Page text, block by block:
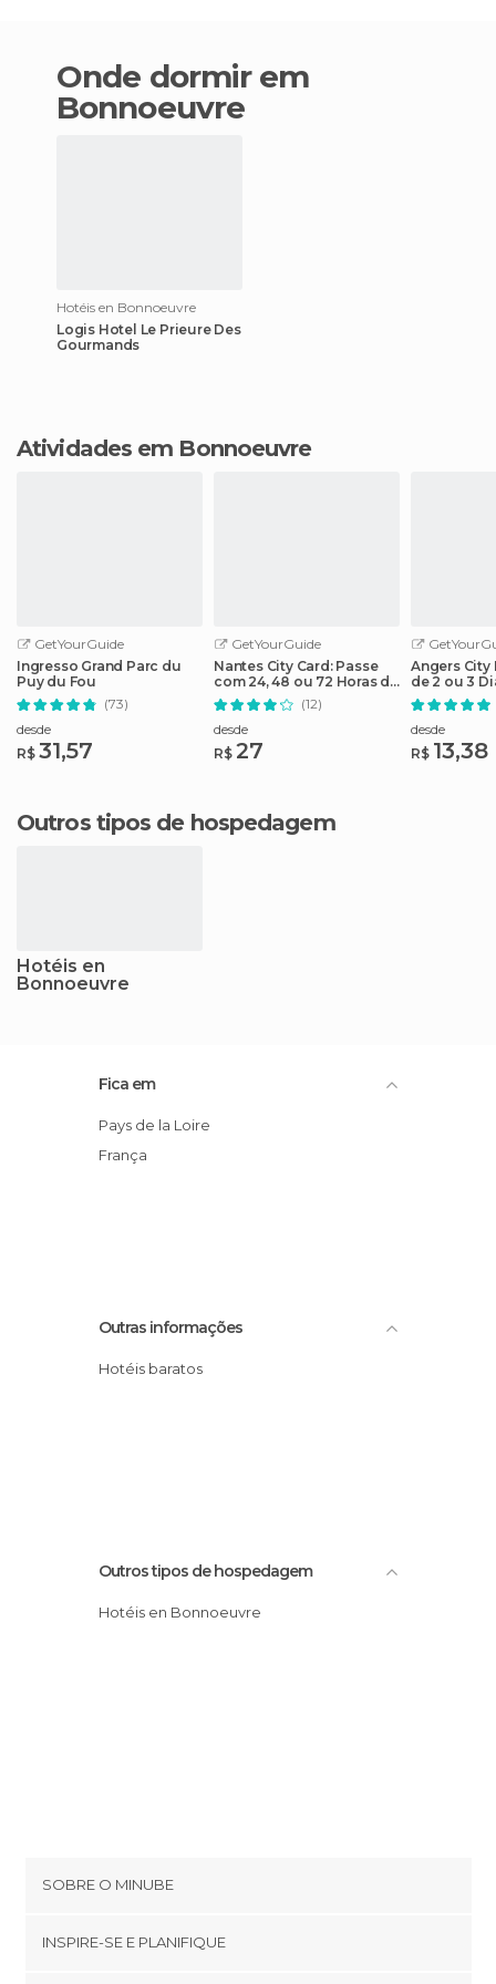
Onde dormir em
Bonnoeuvre
Hotéis en Bonnoeuvre
Logis Hotel Le Prieure Des
Gourmands
Atividades em Bonnoeuvre
GetYourGuide
Ingresso Grand Parc du
Puy du Fou
(73)
desde
R$ 31,57
GetYourGuide
Nantes City Card: Passe
com 24, 48 ou 72 Horas de
Acesso
(12)
desde
R$ 27
Angers City
de 2 ou 3
Atrações
desde
R$ 13,38
Outros tipos de hospedagem
Hotéis en
Bonnoeuvre
Fica em
Pays de la Loire
França
Outras informações
Hotéis baratos
Outros tipos de hospedagem
Hotéis en Bonnoeuvre
SOBRE O MINUBE
INSPIRE-SE E PLANIFIQUE